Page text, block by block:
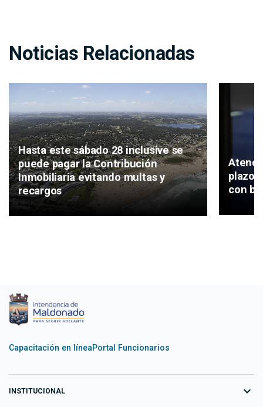
Noticias Relacionadas
Hasta este sábado 28 inclusive se
puede pagar la Contribución
Inmobiliaria evitando multas y
recargos
plazo
con
Capacitación en líneaPortal Funcionarios
INSTITUCIONAL expand_more